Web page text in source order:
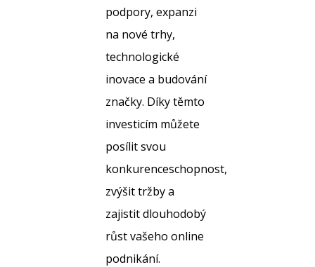
podpory, expanzi
na nové trhy,
technologické
inovace a budování
značky. Díky těmto
investicím můžete
posílit svou
konkurenceschopnost,
zvýšit tržby a
zajistit dlouhodobý
růst vašeho online
podnikání.